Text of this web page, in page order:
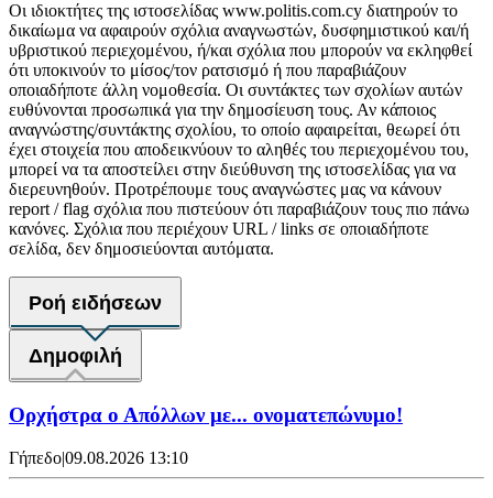
Οι ιδιοκτήτες της ιστοσελίδας www.politis.com.cy διατηρούν το
δικαίωμα να αφαιρούν σχόλια αναγνωστών, δυσφημιστικού και/ή
υβριστικού περιεχομένου, ή/και σχόλια που μπορούν να εκληφθεί
ότι υποκινούν το μίσος/τον ρατσισμό ή που παραβιάζουν
οποιαδήποτε άλλη νομοθεσία. Οι συντάκτες των σχολίων αυτών
ευθύνονται προσωπικά για την δημοσίευση τους. Αν κάποιος
αναγνώστης/συντάκτης σχολίου, το οποίο αφαιρείται, θεωρεί ότι
έχει στοιχεία που αποδεικνύουν το αληθές του περιεχομένου του,
μπορεί να τα αποστείλει στην διεύθυνση της ιστοσελίδας για να
διερευνηθούν. Προτρέπουμε τους αναγνώστες μας να κάνουν
report / flag σχόλια που πιστεύουν ότι παραβιάζουν τους πιο πάνω
κανόνες. Σχόλια που περιέχουν URL / links σε οποιαδήποτε
σελίδα, δεν δημοσιεύονται αυτόματα.
Ροή ειδήσεων
Δημοφιλή
Ορχήστρα o Aπόλλων με... ονοματεπώνυμο!
Γήπεδο|09.08.2026 13:10